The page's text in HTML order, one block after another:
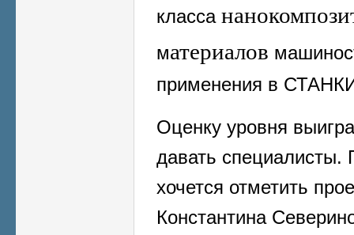
класса
материалов
применения в
Оценку уровня
давать специалисты.
хочется отметить
Константина